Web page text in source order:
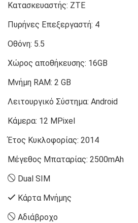
Κατασκευαστής: ΖΤΕ
Πυρήνες Επεξεργαστή: 4
Οθόνη: 5.5
Χώρος αποθήκευσης: 16GB
Μνήμη RAM: 2 GB
Λειτουργικό Σύστημα: Android
Κάμερα: 12 MPixel
Έτος Κυκλοφορίας: 2014
Μέγεθος Μπαταρίας: 2500mAh
Dual SIM
Κάρτα Μνήμης
Αδιάβροχο